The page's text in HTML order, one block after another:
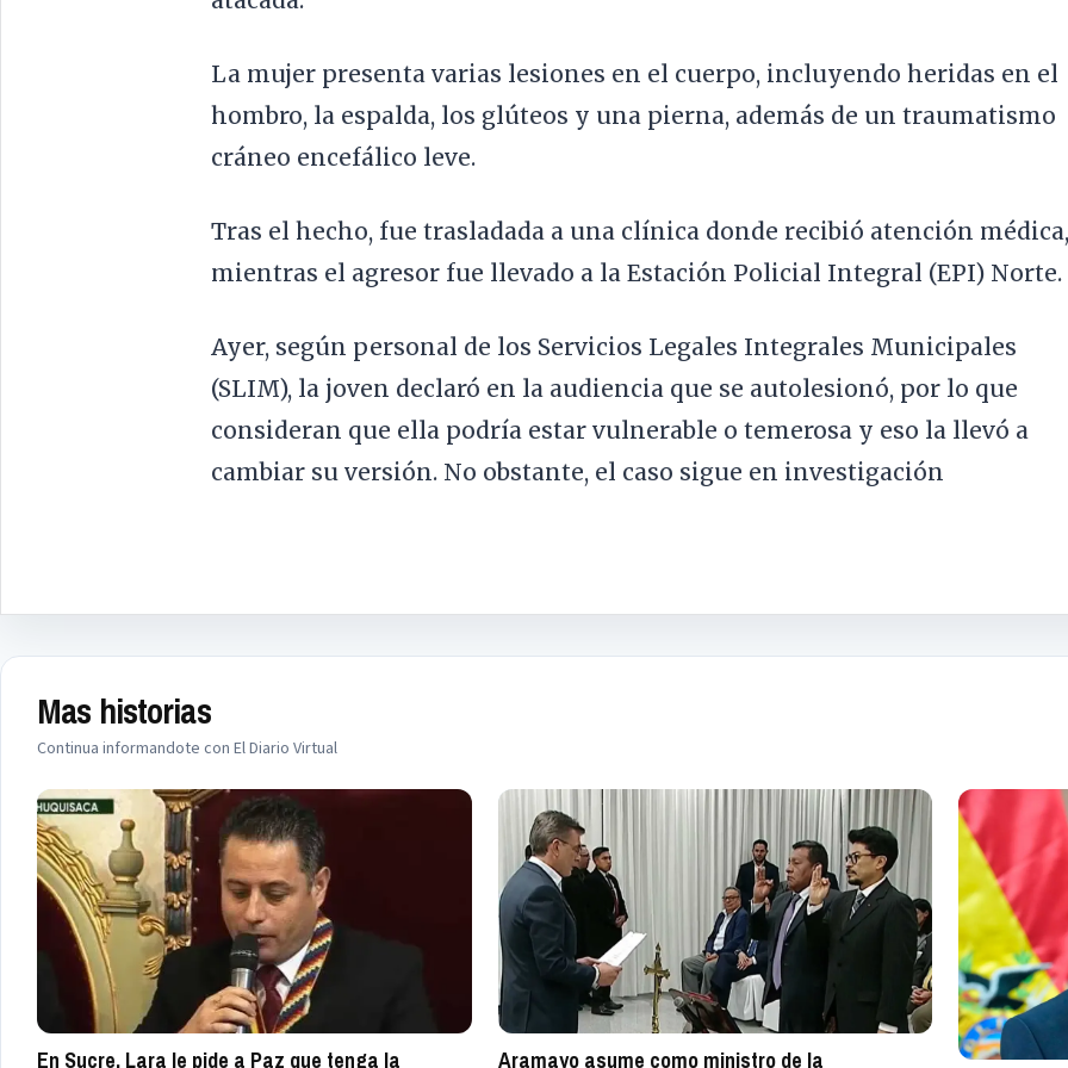
La mujer presenta varias lesiones en el cuerpo, incluyendo heridas en el
hombro, la espalda, los glúteos y una pierna, además de un traumatismo
cráneo encefálico leve.
Tras el hecho, fue trasladada a una clínica donde recibió atención médica,
mientras el agresor fue llevado a la Estación Policial Integral (EPI) Norte.
Ayer, según personal de los Servicios Legales Integrales Municipales
(SLIM), la joven declaró en la audiencia que se autolesionó, por lo que
consideran que ella podría estar vulnerable o temerosa y eso la llevó a
cambiar su versión. No obstante, el caso sigue en investigación
Mas historias
Continua informandote con El Diario Virtual
En Sucre, Lara le pide a Paz que tenga la Aramayo asume como ministro de la